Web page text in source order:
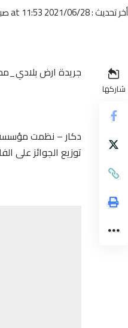
أخر تحديث : 2021/06/28 at 11:53 صباحًا
شاركها
جريدة ارض
دكار – نظمت مؤسسة
توزيع الجوائز على